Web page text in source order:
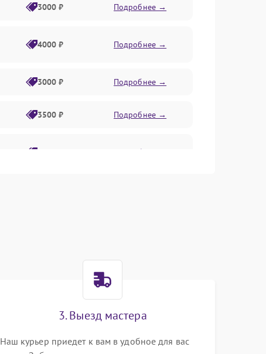
3000 ₽ Подробнее →
4000 ₽ Подробнее →
3000 ₽ Подробнее →
3500 ₽ Подробнее →
2800 ₽ Подробнее →
3. Выезд мастера
Наш курьер приедет к вам в удобное для вас